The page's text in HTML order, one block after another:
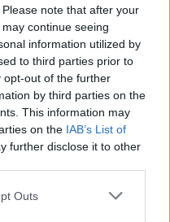
note that after your
continue seeing
information utilized by
to third parties prior to
opt-out of the further
by third parties on the
This information may
on the IAB’s List of
further disclose it to other
Outs